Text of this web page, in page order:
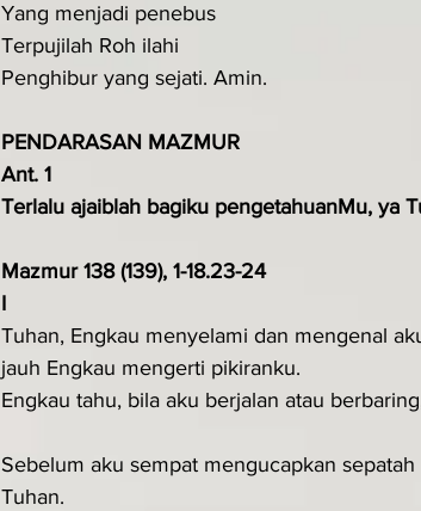
Yang menjadi penebus
Terpujilah Roh ilahi
Penghibur yang sejati. Amin.
PENDARASAN MAZMUR
Ant. 1
Terlalu ajaiblah bagiku pengetahuanMu, ya
Mazmur 138 (139), 1-18.23-24
I
Tuhan, Engkau menyelami dan mengenal
jauh Engkau mengerti pikiranku.
Engkau tahu, bila aku berjalan atau
Sebelum aku sempat mengucapkan
Tuhan.